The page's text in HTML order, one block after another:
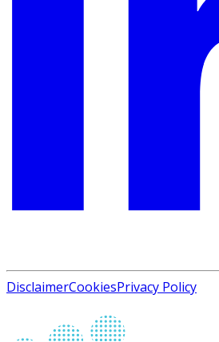
DisclaimerCookiesPrivacy Policy